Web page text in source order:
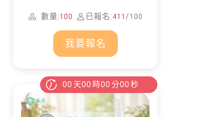
防蚊液
數量:100 已報名:411 /100
我要報名
00 天00 時00 分00 秒